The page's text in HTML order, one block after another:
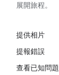
展開旅程。
提供相片
提報錯誤
查看已知問題